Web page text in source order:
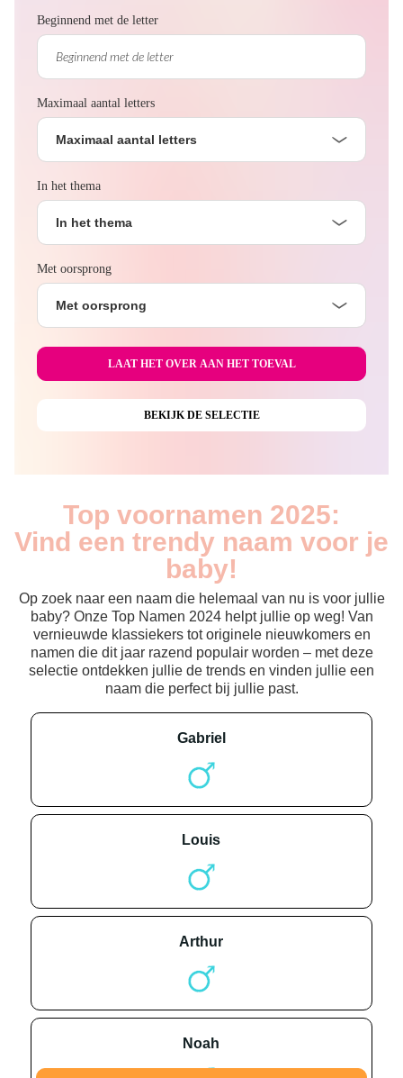
Beginnend met de letter
Maximaal aantal letters
Maximaal aantal letters
In het thema
In het thema
Met oorsprong
Met oorsprong
Top voornamen 2025:
Vind een trendy naam voor je
baby!
Op zoek naar een naam die helemaal van nu is voor jullie
baby? Onze Top Namen 2024 helpt jullie op weg! Van
vernieuwde klassiekers tot originele nieuwkomers en
namen die dit jaar razend populair worden – met deze
selectie ontdekken jullie de trends en vinden jullie een
naam die perfect bij jullie past.
gabriel
louis
arthur
noah